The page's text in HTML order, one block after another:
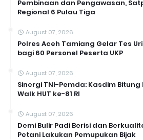
Pembinaan dan Pengawasan,
Regional 6 Pulau Tiga
August 07, 2026
Polres Aceh Tamiang Gelar Tes
bagi 60 Personel Peserta UKP
August 07, 2026
Sinergi TNI-Pemda: Kasdim
Walk HUT ke-81 RI
August 07, 2026
Demi Bulir Padi Berisi dan
Petani Lakukan Pemupukan Bijak